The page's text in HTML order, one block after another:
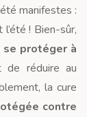
manifestes :
! Bien-sûr,
protéger à
de réduire au
la cure
contre